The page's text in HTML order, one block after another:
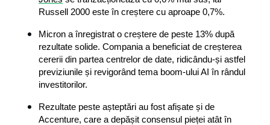
Russell 2000 este în creștere cu aproape 0,7%.
Micron a înregistrat o creștere de peste 13% după
rezultate solide. Compania a beneficiat de creșterea
cererii din partea centrelor de date, ridicându-și astfel
previziunile și revigorând tema boom-ului AI în rândul
investitorilor.
Rezultate peste așteptări au fost afișate și de
Accenture, care a depășit consensul pieței atât în